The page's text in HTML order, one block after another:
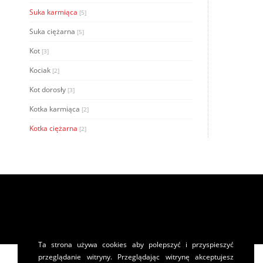
Suka karmiąca [5]
Suka ciężarna [5]
Kot [3]
Kociak [2]
Kot dorosły [3]
Kotka karmiąca [2]
Kotka ciężarna [2]
Ta strona używa cookies aby polepszyć i przyspieszyć
przeglądanie witryny. Przeglądając witrynę akceptujesz